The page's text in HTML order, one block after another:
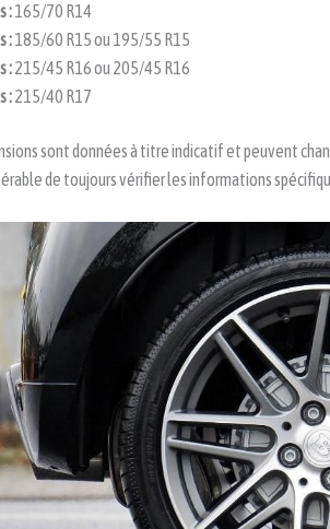
:165/70 R14
:185/60 R15 ou 195/55 R15
:215/45 R16 ou 205/45 R16
:215/40 R17
sont données à titre indicatif et peuvent
de toujours vérifier les informations